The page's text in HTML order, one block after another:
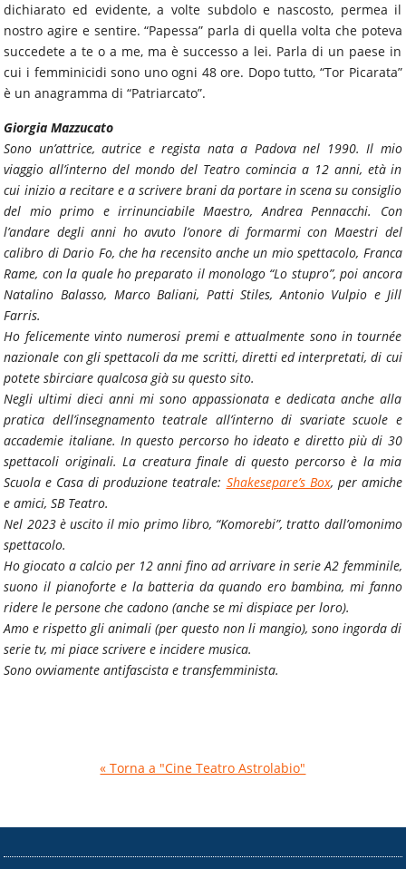
dichiarato ed evidente, a volte subdolo e nascosto, permea il
nostro agire e sentire. “Papessa” parla di quella volta che poteva
succedete a te o a me, ma è successo a lei. Parla di un paese in
cui i femminicidi sono uno ogni 48 ore. Dopo tutto, “Tor Picarata”
è un anagramma di “Patriarcato”.
Giorgia Mazzucato
Sono un’attrice, autrice e regista nata a Padova nel 1990. Il mio
viaggio all’interno del mondo del Teatro comincia a 12 anni, età in
cui inizio a recitare e a scrivere brani da portare in scena su consiglio
del mio primo e irrinunciabile Maestro, Andrea Pennacchi. Con
l’andare degli anni ho avuto l’onore di formarmi con Maestri del
calibro di Dario Fo, che ha recensito anche un mio spettacolo, Franca
Rame, con la quale ho preparato il monologo “Lo stupro”, poi ancora
Natalino Balasso, Marco Baliani, Patti Stiles, Antonio Vulpio e Jill
Farris.
Ho felicemente vinto numerosi premi e attualmente sono in tournée
nazionale con gli spettacoli da me scritti, diretti ed interpretati, di cui
potete sbirciare qualcosa già su questo sito.
Negli ultimi dieci anni mi sono appassionata e dedicata anche alla
pratica dell’insegnamento teatrale all’interno di svariate scuole e
accademie italiane. In questo percorso ho ideato e diretto più di 30
spettacoli originali. La creatura finale di questo percorso è la mia
Scuola e Casa di produzione teatrale: Shakesepare’s Box, per amiche
e amici, SB Teatro.
Nel 2023 è uscito il mio primo libro, “Komorebi”, tratto dall’omonimo
spettacolo.
Ho giocato a calcio per 12 anni fino ad arrivare in serie A2 femminile,
suono il pianoforte e la batteria da quando ero bambina, mi fanno
ridere le persone che cadono (anche se mi dispiace per loro).
Amo e rispetto gli animali (per questo non li mangio), sono ingorda di
serie tv, mi piace scrivere e incidere musica.
Sono ovviamente antifascista e transfemminista.
« Torna a "Cine Teatro Astrolabio"